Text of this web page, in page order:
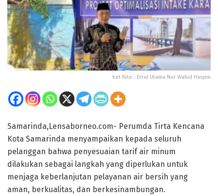
ket foto : Dirut Utama Nor Wahid Hasyim
Samarinda,Lensaborneo.com- Perumda Tirta Kencana
Kota Samarinda menyampaikan kepada seluruh
pelanggan bahwa penyesuaian tarif air minum
dilakukan sebagai langkah yang diperlukan untuk
menjaga keberlanjutan pelayanan air bersih yang
aman, berkualitas, dan berkesinambungan.